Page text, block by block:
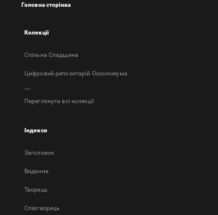
вкладці
Головна сторінка
Колекції
Спільна Спадщина
Цифровий репозитарій Оссолінеума
...
Переглянути всі колекції
Індекси
Заголовок
Bидання
Творець
Співтворець